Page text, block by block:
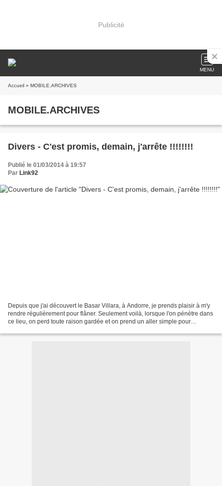
Publicité
MENU
Accueil » MOBILE.ARCHIVES
MOBILE.ARCHIVES
Divers - C'est promis, demain, j'arrête !!!!!!!!
Publié le 01/03/2014 à 19:57
Par Link92
Depuis que j'ai découvert le Basar Villara, à Andorre, je prends plaisir à m'y
rendre régulièrement pour flâner. Seulement voilà, lorsque l'on pénètre dans
ce lieu, on perd toute raison gardée et on prend un aller simple pour